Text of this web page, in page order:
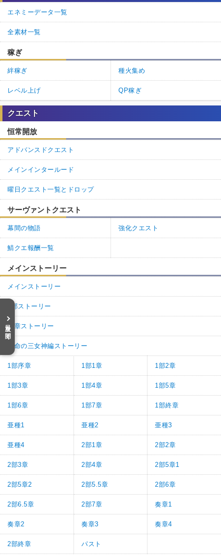
目次を開く
エネミーデータ一覧
全素材一覧
稼ぎ
絆稼ぎ 種火集め
レベル上げ QP稼ぎ
クエスト
恒常開放
アドバンスドクエスト
メインインタールード
曜日クエスト一覧とドロップ
サーヴァントクエスト
幕間の物語 強化クエスト
鯖クエ報酬一覧
メインストーリー
メインストーリー
2部ストーリー
奏章ストーリー
運命の三女神編ストーリー
1部序章 1部1章 1部2章
1部3章 1部4章 1部5章
1部6章 1部7章 1部終章
亜種1 亜種2 亜種3
亜種4 2部1章 2部2章
2部3章 2部4章 2部5章1
2部5章2 2部5.5章 2部6章
2部6.5章 2部7章 奏章1
奏章2 奏章3 奏章4
2部終章 パスト